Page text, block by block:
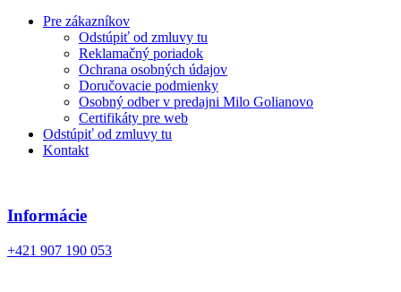
Pre zákazníkov
Odstúpiť od zmluvy tu
Reklamačný poriadok
Ochrana osobných údajov
Doručovacie podmienky
Osobný odber v predajni Milo Golianovo
Certifikáty pre web
Odstúpiť od zmluvy tu
Kontakt
Informácie
+421 907 190 053